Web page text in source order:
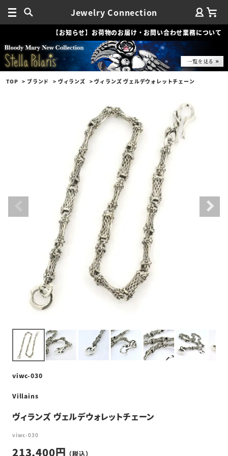
Jewelry Connection
【お知らせ】お荷物のお届け・お問い合わせ業務について
TOP ブランド ヴィランズ ヴィランズ ヴェルデウォレットチェーン
viwc-030
Villains
ヴィランズ ヴェルデウォレットチェーン
viwc-030
213,400